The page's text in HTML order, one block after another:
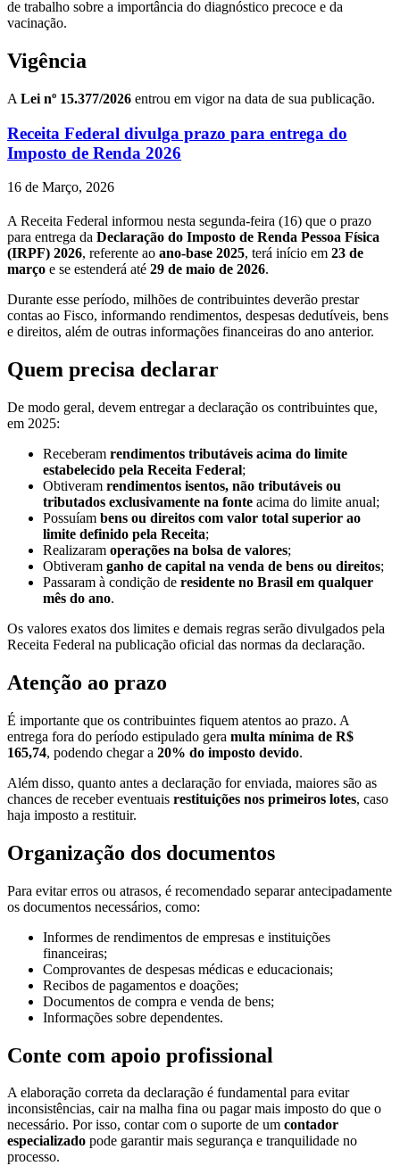
de trabalho sobre a importância do diagnóstico precoce e da
vacinação.
Vigência
A Lei nº 15.377/2026 entrou em vigor na data de sua publicação.
Receita Federal divulga prazo para entrega do
Imposto de Renda 2026
16 de Março, 2026
A Receita Federal informou nesta segunda-feira (16) que o prazo
para entrega da Declaração do Imposto de Renda Pessoa Física
(IRPF) 2026, referente ao ano-base 2025, terá início em 23 de
março e se estenderá até 29 de maio de 2026.
Durante esse período, milhões de contribuintes deverão prestar
contas ao Fisco, informando rendimentos, despesas dedutíveis, bens
e direitos, além de outras informações financeiras do ano anterior.
Quem precisa declarar
De modo geral, devem entregar a declaração os contribuintes que,
em 2025:
Receberam rendimentos tributáveis acima do limite
estabelecido pela Receita Federal;
Obtiveram rendimentos isentos, não tributáveis ou
tributados exclusivamente na fonte acima do limite anual;
Possuíam bens ou direitos com valor total superior ao
limite definido pela Receita;
Realizaram operações na bolsa de valores;
Obtiveram ganho de capital na venda de bens ou direitos;
Passaram à condição de residente no Brasil em qualquer
mês do ano.
Os valores exatos dos limites e demais regras serão divulgados pela
Receita Federal na publicação oficial das normas da declaração.
Atenção ao prazo
É importante que os contribuintes fiquem atentos ao prazo. A
entrega fora do período estipulado gera multa mínima de R$
165,74, podendo chegar a 20% do imposto devido.
Além disso, quanto antes a declaração for enviada, maiores são as
chances de receber eventuais restituições nos primeiros lotes, caso
haja imposto a restituir.
Organização dos documentos
Para evitar erros ou atrasos, é recomendado separar antecipadamente
os documentos necessários, como:
Informes de rendimentos de empresas e instituições
financeiras;
Comprovantes de despesas médicas e educacionais;
Recibos de pagamentos e doações;
Documentos de compra e venda de bens;
Informações sobre dependentes.
Conte com apoio profissional
A elaboração correta da declaração é fundamental para evitar
inconsistências, cair na malha fina ou pagar mais imposto do que o
necessário. Por isso, contar com o suporte de um contador
especializado pode garantir mais segurança e tranquilidade no
processo.